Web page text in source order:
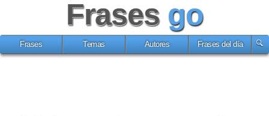
Frases go
Frases Temas Autores Frases del día